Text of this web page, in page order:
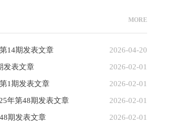
MORE
14期发表文章 2026-04-20
发表文章 2026-02-01
1期发表文章 2026-02-01
年第48期发表文章 2026-02-01
期发表文章 2026-02-01